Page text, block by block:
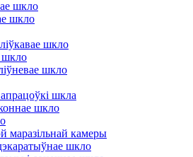
шкло
шкло
шкло
шкло
шкло
шкла
шкло
маразільнай камеры
шкло